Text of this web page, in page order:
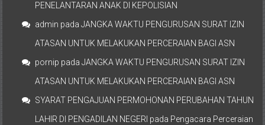
PENELANTARAN ANAK DI KEPOLISIAN
admin padaJANGKA WAKTU PENGURUSAN SURAT IZIN
ATASAN UNTUK MELAKUKAN PERCERAIAN BAGI ASN
pornip padaJANGKA WAKTU PENGURUSAN SURAT IZIN
ATASAN UNTUK MELAKUKAN PERCERAIAN BAGI ASN
SYARAT PENGAJUAN PERMOHONAN PERUBAHAN TAHUN
LAHIR DI PENGADILAN NEGERI pada Pengacara Perceraian